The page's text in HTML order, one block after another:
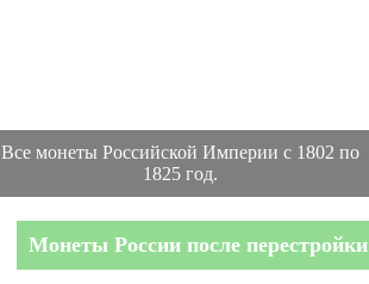
Все монеты Российской Империи с 1802 по
1825 год.
Монеты России после перестройки